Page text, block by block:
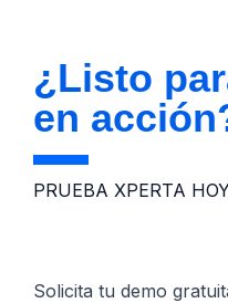
¿Listo
en
PRUEBA XPERTA
Solicita tu demo